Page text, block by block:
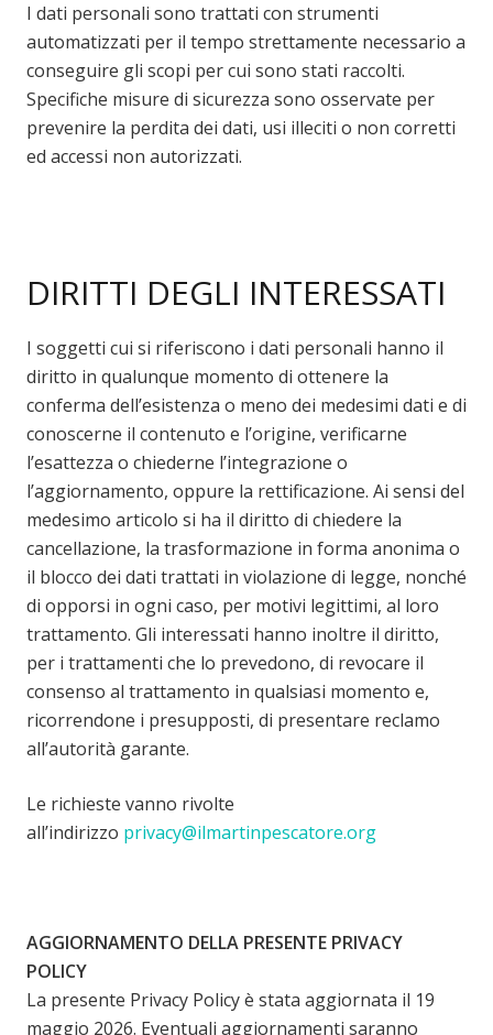
I dati personali sono trattati con strumenti
automatizzati per il tempo strettamente necessario a
conseguire gli scopi per cui sono stati raccolti.
Specifiche misure di sicurezza sono osservate per
prevenire la perdita dei dati, usi illeciti o non corretti
ed accessi non autorizzati.
DIRITTI DEGLI INTERESSATI
I soggetti cui si riferiscono i dati personali hanno il
diritto in qualunque momento di ottenere la
conferma dell’esistenza o meno dei medesimi dati e di
conoscerne il contenuto e l’origine, verificarne
l’esattezza o chiederne l’integrazione o
l’aggiornamento, oppure la rettificazione. Ai sensi del
medesimo articolo si ha il diritto di chiedere la
cancellazione, la trasformazione in forma anonima o
il blocco dei dati trattati in violazione di legge, nonché
di opporsi in ogni caso, per motivi legittimi, al loro
trattamento. Gli interessati hanno inoltre il diritto,
per i trattamenti che lo prevedono, di revocare il
consenso al trattamento in qualsiasi momento e,
ricorrendone i presupposti, di presentare reclamo
all’autorità garante.
Le richieste vanno rivolte
all’indirizzo privacy@ilmartinpescatore.org
AGGIORNAMENTO DELLA PRESENTE PRIVACY
POLICY
La presente Privacy Policy è stata aggiornata il 19
maggio 2026. Eventuali aggiornamenti saranno